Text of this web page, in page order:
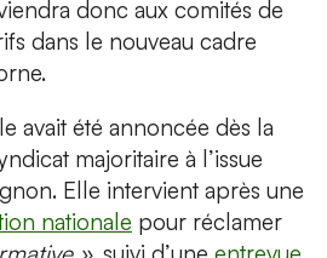
donc aux comités de
dans le nouveau cadre
avait été annoncée dès la
majoritaire à l’issue
Elle intervient après une
nationale pour réclamer